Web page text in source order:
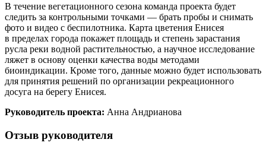
В течение вегетационного сезона команда проекта будет
следить за контрольными точками — брать пробы и снимать
фото и видео с беспилотника. Карта цветения Енисея
в пределах города покажет площадь и степень зарастания
русла реки водной растительностью, а научное исследование
ляжет в основу оценки качества воды методами
биоиндикации. Кроме того, данные можно будет использовать
для принятия решений по организации рекреационного
досуга на берегу Енисея.
Руководитель проекта: Анна Андрианова
Отзыв руководителя